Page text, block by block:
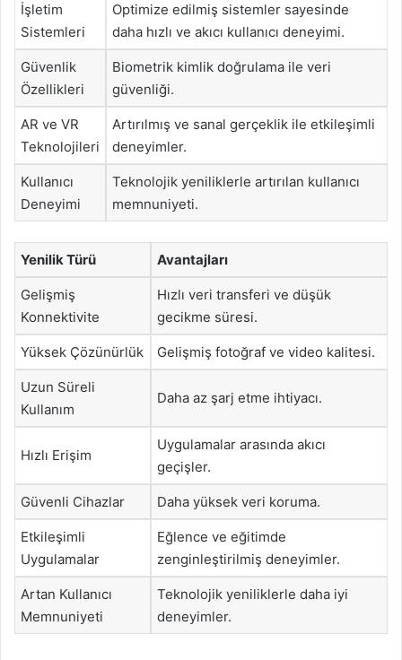
İşletim
Sistemleri
Optimize edilmiş sistemler sayesinde
daha hızlı ve akıcı kullanıcı deneyimi.
Güvenlik
Özellikleri
Biometrik kimlik doğrulama ile veri
güvenliği.
AR ve VR
Teknolojileri
Artırılmış ve sanal gerçeklik ile etkileşimli
deneyimler.
Kullanıcı
Deneyimi
Teknolojik yeniliklerle artırılan kullanıcı
memnuniyeti.
Yenilik Türü Avantajları
Gelişmiş
Konnektivite
Hızlı veri transferi ve düşük
gecikme süresi.
Yüksek Çözünürlük Gelişmiş fotoğraf ve video kalitesi.
Uzun Süreli
Kullanım
Daha az şarj etme ihtiyacı.
Hızlı Erişim
Uygulamalar arasında akıcı
geçişler.
Güvenli Cihazlar Daha yüksek veri koruma.
Etkileşimli
Uygulamalar
Eğlence ve eğitimde
zenginleştirilmiş deneyimler.
Artan Kullanıcı
Memnuniyeti
Teknolojik yeniliklerle daha iyi
deneyimler.